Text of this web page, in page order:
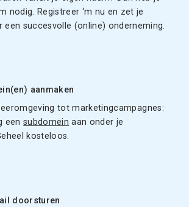
nodig. Registreer ‘m nu en zet je
een succesvolle (online) onderneming.
aanmaken
tot marketingcampagnes:
eensubdomein aan onder je
kosteloos.
doorsturen